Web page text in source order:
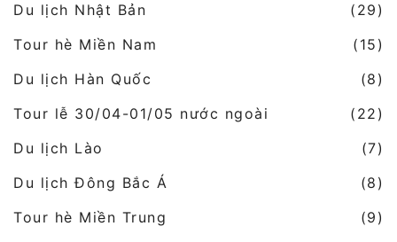
Du lịch Nhật Bản
(29)
Tour hè Miền Nam
(15)
Du lịch Hàn Quốc
(8)
Tour lễ 30/04-01/05 nước ngoài
(22)
Du lịch Lào
(7)
Du lịch Đông Bắc Á
(8)
Tour hè Miền Trung
(9)